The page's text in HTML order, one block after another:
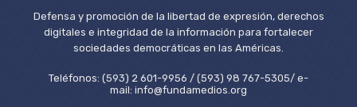
Defensa y promoción de la libertad de expresión, derechos
digitales e integridad de la información para fortalecer
sociedades democráticas en las Américas.
Teléfonos: (593) 2 601-9956 / (593) 98 767-5305/ e-
mail: info@fundamedios.org